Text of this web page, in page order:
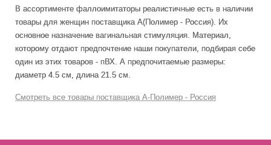
В ассортименте фаллоимитаторы реалистичные есть в наличии
товары для женщин поставщика А(Полимер - Россия). Их
основное назначение вагинальная стимуляция . Материал,
которому отдают предпочтение наши покупатели, подбирая себе
один из этих товаров - пВХ. А предпочитаемые размеры:
диаметр 4.5 см, длина 21.5 см.
Смотреть все товары поставщика А-Полимер - Россия